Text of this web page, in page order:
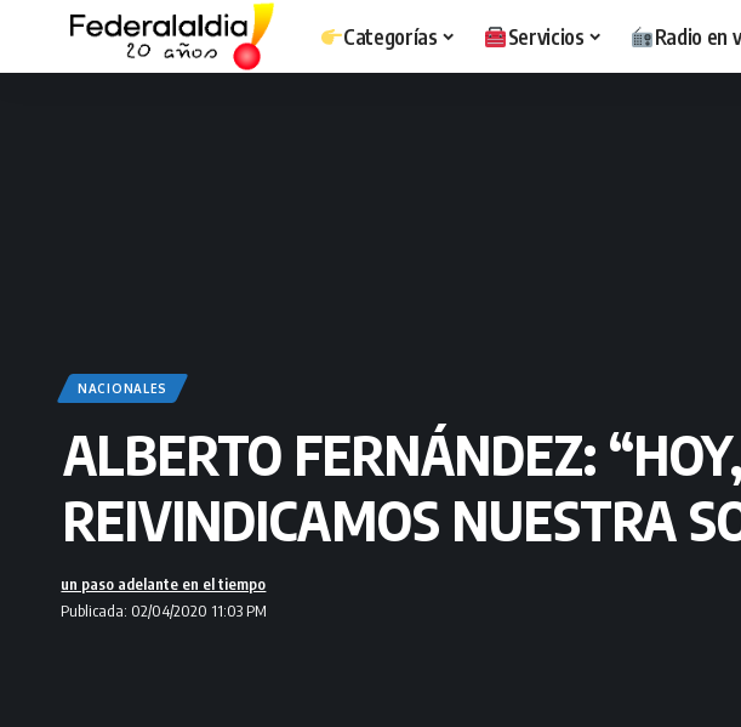
Categorías Servicios Radio en
NACIONALES
ALBERTO FERNÁNDEZ:
REIVINDICAMOS NUESTRA
Publicada: 02/04/2020 11:03 PM
un paso adelante en el tiempo